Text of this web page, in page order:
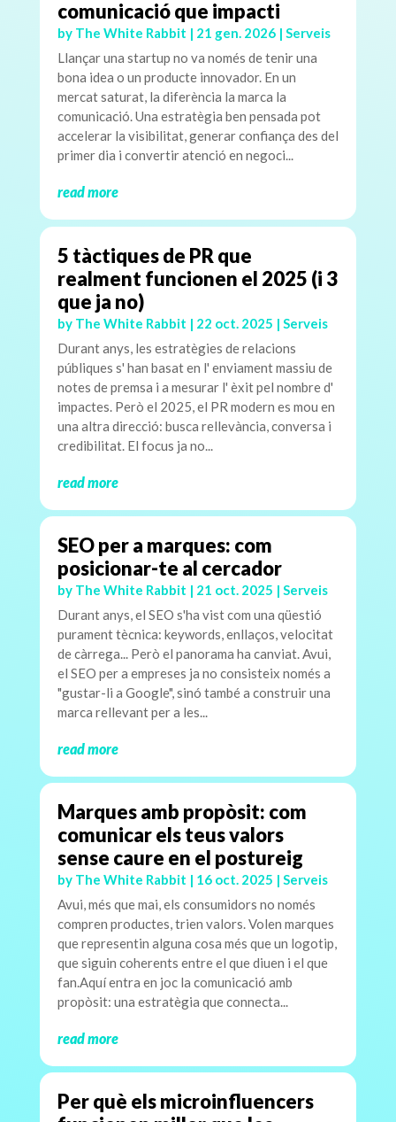
comunicació que impacti
by The White Rabbit | 21 gen. 2026| Serveis
Llançar una startup no va només de tenir una
bona idea o un producte innovador. En un
mercat saturat, la diferència la marca la
comunicació. Una estratègia ben pensada pot
accelerar la visibilitat, generar confiança des del
primer dia i convertir atenció en negoci...
read more
5 tàctiques de PR que
realment funcionen el 2025 (i 3
que ja no)
by The White Rabbit | 22 oct. 2025 | Serveis
Durant anys, les estratègies de relacions
públiques s' han basat en l' enviament massiu de
notes de premsa i a mesurar l' èxit pel nombre d'
impactes. Però el 2025, el PR modern es mou en
una altra direcció: busca rellevància, conversa i
credibilitat. El focus ja no...
read more
SEO per a marques: com
posicionar-te al cercador
by The White Rabbit | 21 oct. 2025 | Serveis
Durant anys, el SEO s'ha vist com una qüestió
purament tècnica: keywords, enllaços, velocitat
de càrrega... Però el panorama ha canviat. Avui,
el SEO per a empreses ja no consisteix només a
"gustar-li a Google", sinó també a construir una
marca rellevant per a les...
read more
Marques amb propòsit: com
comunicar els teus valors
sense caure en el postureig
by The White Rabbit | 16 oct. 2025 | Serveis
Avui, més que mai, els consumidors no només
compren productes, trien valors. Volen marques
que representin alguna cosa més que un logotip,
que siguin coherents entre el que diuen i el que
fan.Aquí entra en joc la comunicació amb
propòsit: una estratègia que connecta...
read more
Per què els microinfluencers